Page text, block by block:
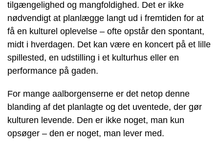
tilgængelighed og mangfoldighed. Det er ikke
nødvendigt at planlægge langt ud i fremtiden for at
få en kulturel oplevelse – ofte opstår den spontant,
midt i hverdagen. Det kan være en koncert på et lille
spillested, en udstilling i et kulturhus eller en
performance på gaden.
For mange aalborgenserne er det netop denne
blanding af det planlagte og det uventede, der gør
kulturen levende. Den er ikke noget, man kun
opsøger – den er noget, man lever med.